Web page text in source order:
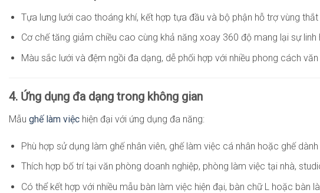
Tựa lưng lưới cao thoáng khí, kết hợp tựa đầu và bộ phận hỗ trợ vùng
Cơ chế tăng giảm chiều cao cùng khả năng xoay 360 độ mang lại sự
Màu sắc lưới và đệm ngồi đa dạng, dễ phối hợp với nhiều phong cách
4. Ứng dụng đa dạng trong không gian
Mẫu ghế làm việc hiện đại với ứng dụng đa năng:
Phù hợp sử dụng làm ghế nhân viên, ghế làm việc cá nhân hoặc ghế
Thích hợp bố trí tại văn phòng doanh nghiệp, phòng làm việc tại nhà,
Có thể kết hợp với nhiều mẫu bàn làm việc hiện đại, bàn chữ L hoặc bàn